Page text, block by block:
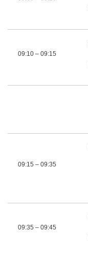
09:10 – 09:15
09:15 – 09:35
09:35 – 09:45